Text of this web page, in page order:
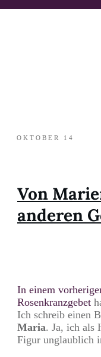
OKTOBER 14
Von
anderen
In einem
Rosenkranzgebet
Ich schreib einen
Maria. Ja, ich als
Figur unglaublich